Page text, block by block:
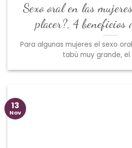
Sexo oral en las
placer?, 4 beneficios
Para algunas mujeres el sexo
tabú muy grande, el
13
Nov